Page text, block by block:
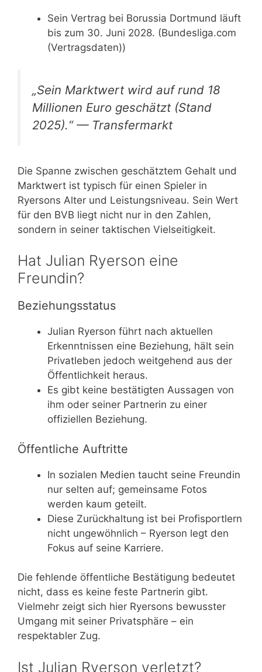
Sein Vertrag bei Borussia Dortmund läuft
bis zum 30. Juni 2028. (Bundesliga.com
(Vertragsdaten))
„Sein Marktwert wird auf rund 18
Millionen Euro geschätzt (Stand
2025).“ — Transfermarkt
Die Spanne zwischen geschätztem Gehalt und
Marktwert ist typisch für einen Spieler in
Ryersons Alter und Leistungsniveau. Sein Wert
für den BVB liegt nicht nur in den Zahlen,
sondern in seiner taktischen Vielseitigkeit.
Hat Julian Ryerson eine
Freundin?
Beziehungsstatus
Julian Ryerson führt nach aktuellen
Erkenntnissen eine Beziehung, hält sein
Privatleben jedoch weitgehend aus der
Öffentlichkeit heraus.
Es gibt keine bestätigten Aussagen von
ihm oder seiner Partnerin zu einer
offiziellen Beziehung.
Öffentliche Auftritte
In sozialen Medien taucht seine Freundin
nur selten auf; gemeinsame Fotos
werden kaum geteilt.
Diese Zurückhaltung ist bei Profisportlern
nicht ungewöhnlich – Ryerson legt den
Fokus auf seine Karriere.
Die fehlende öffentliche Bestätigung bedeutet
nicht, dass es keine feste Partnerin gibt.
Vielmehr zeigt sich hier Ryersons bewusster
Umgang mit seiner Privatsphäre – ein
respektabler Zug.
Ist Julian Ryerson verletzt?